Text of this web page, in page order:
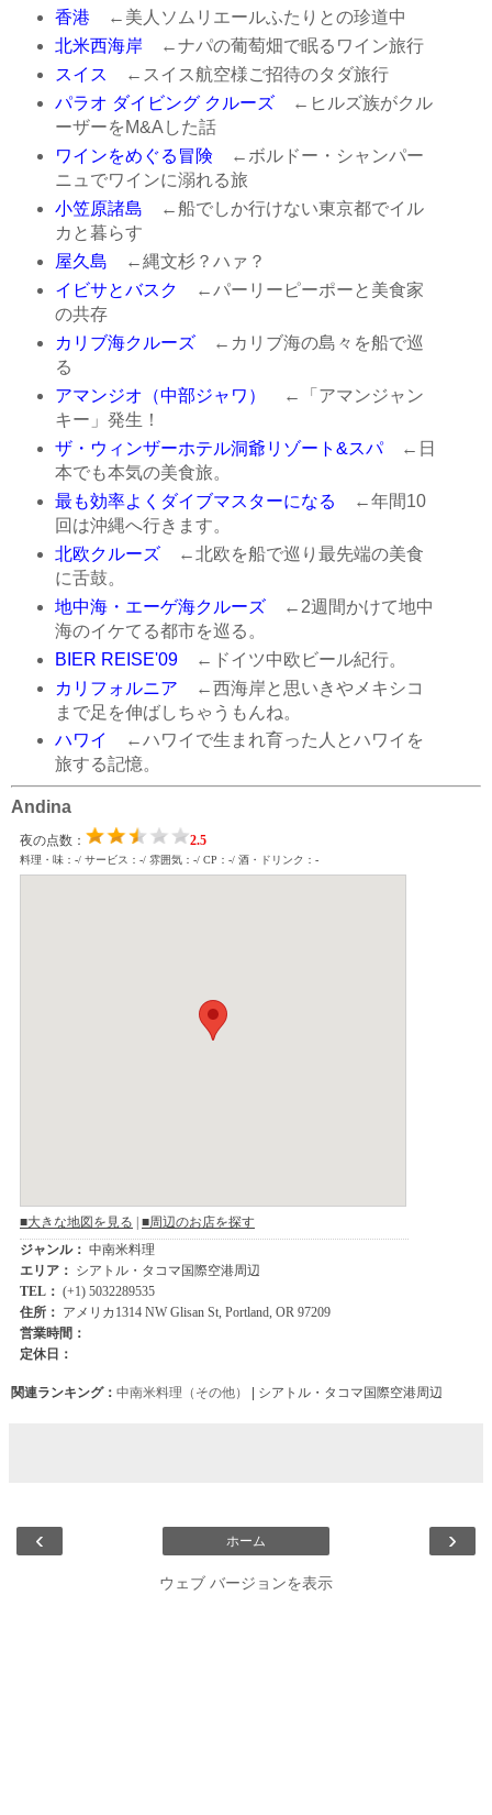
香港 ←美人ソムリエールふたりとの珍道中
北米西海岸 ←ナパの葡萄畑で眠るワイン旅行
スイス ←スイス航空様ご招待のタダ旅行
パラオ ダイビング クルーズ←ヒルズ族がクル
ーザーをM&Aした話
ワインをめぐる冒険 ←ボルドー・シャンパー
ニュでワインに溺れる旅
小笠原諸島 ←船でしか行けない東京都でイル
カと暮らす
屋久島 ←縄文杉？ハァ？
イビサとバスク ←パーリーピーポーと美食家
の共存
カリブ海クルーズ←カリブ海の島々を船で巡
る
アマンジオ（中部ジャワ）
←「アマンジャン
キー」発生！
ザ・ウィンザーホテル洞爺リゾート&スパ←日
本でも本気の美食旅。
最も効率よくダイブマスターになる ←年間10
回は沖縄へ行きます。
北欧クルーズ←北欧を船で巡り最先端の美食
に舌鼓。
地中海・エーゲ海クルーズ←2週間かけて地中
海のイケてる都市を巡る。
BIER REISE'09←ドイツ中欧ビール紀行。
カリフォルニア ←西海岸と思いきやメキシコ
まで足を伸ばしちゃうもんね。
ハワイ
←ハワイで生まれ育った人とハワイを
旅する記憶。
Andina
関連ランキング： 中南米料理（その他） | シアトル・タコマ国際空港周辺
‹ ›
ホーム
ウェブ バージョンを表示